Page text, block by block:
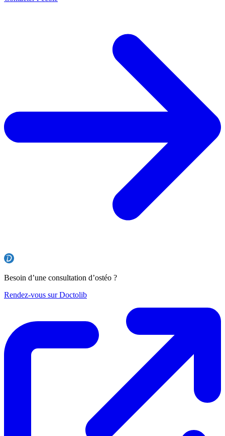
Besoin d’une consultation d’ostéo ?
Rendez-vous sur Doctolib